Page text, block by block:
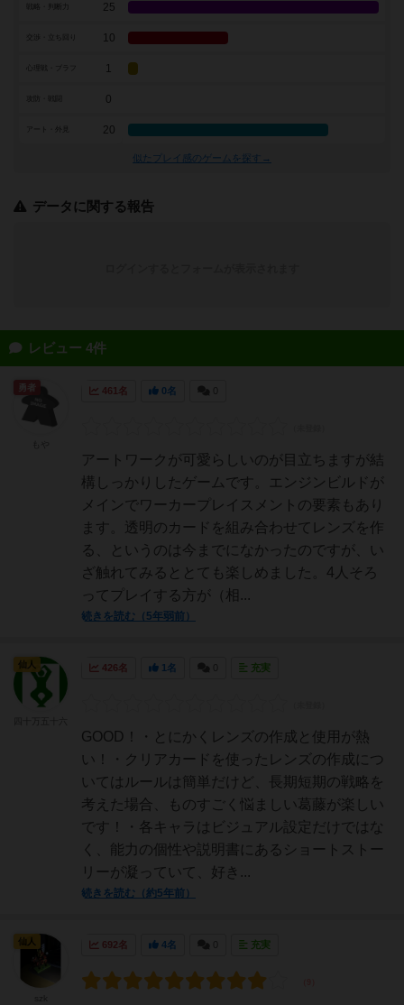
戦略・判断力 25
10
1
0
アート・外見 20
似たプレイ感のゲームを探す→
データに関する報告
レビュー 4件
461名 0名
アートワークが可愛らしいのが目立ちますが結
構しっかりしたゲームです。エンジンビルドが
メインでワーカープレイスメントの要素もあり
ます。透明のカードを組み合わせてレンズを作
る、というのは今までになかったのですが、い
ざ触れてみるととても楽しめました。4人そろ
ってプレイする方が（相...
続きを読む（5年弱前）
勇者
426名 1名 充実
GOOD！・とにかくレンズの作成と使用が熱
い！・クリアカードを使ったレンズの作成につ
いてはルールは簡単だけど、長期短期の戦略を
考えた場合、ものすごく悩ましい葛藤が楽しい
です！・各キャラはビジュアル設定だけではな
く、能力の個性や説明書にあるショートストー
リーが凝っていて、好き...
続きを読む（約5年前）
仙人
692名 4名 充実
仙人